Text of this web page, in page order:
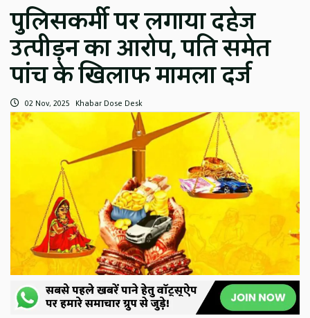
पुलिसकर्मी पर लगाया दहेज
उत्पीड़न का आरोप, पति समेत
पांच के खिलाफ मामला दर्ज
02 Nov, 2025 Khabar Dose Desk